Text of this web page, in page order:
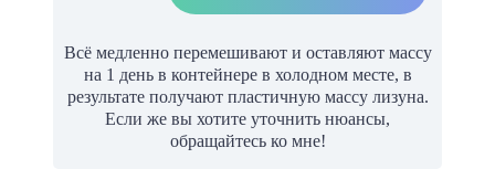
Всё медленно перемешивают и оставляют массу
на 1 день в контейнере в холодном месте, в
результате получают пластичную массу лизуна.
Если же вы хотите уточнить нюансы,
обращайтесь ко мне!